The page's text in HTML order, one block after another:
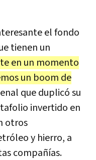
el fondo
tienen un
en un momento
un boom de
que duplicó su
invertido en
otros
y hierro, a
compañías.